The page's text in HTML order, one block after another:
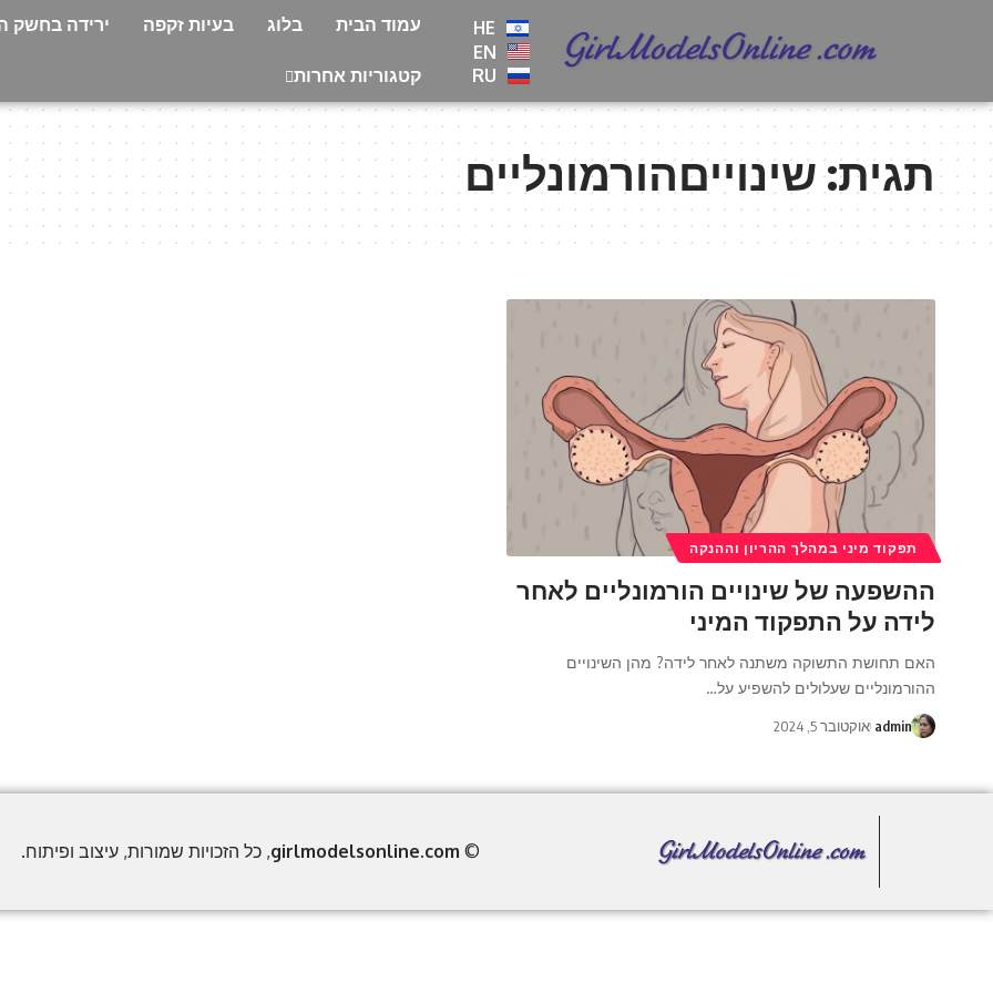
HE
EN
RU
עמוד הבית בלוג בעיות זקפה ירידה בחשק
קטגוריות אחרות
תגית:שינוייםהורמונליים
תפקוד מיני במהלך ההריון וההנקה
ההשפעה של שינויים הורמונליים לאחר
לידה על התפקוד המיני
האם תחושת התשוקה משתנה לאחר לידה? מהן השינויים
ההורמונליים שעלולים להשפיע על…
admin אוקטובר 5, 2024
©
girlmodelsonline.com, כל הזכויות שמורות, עיצוב ופיתוח.